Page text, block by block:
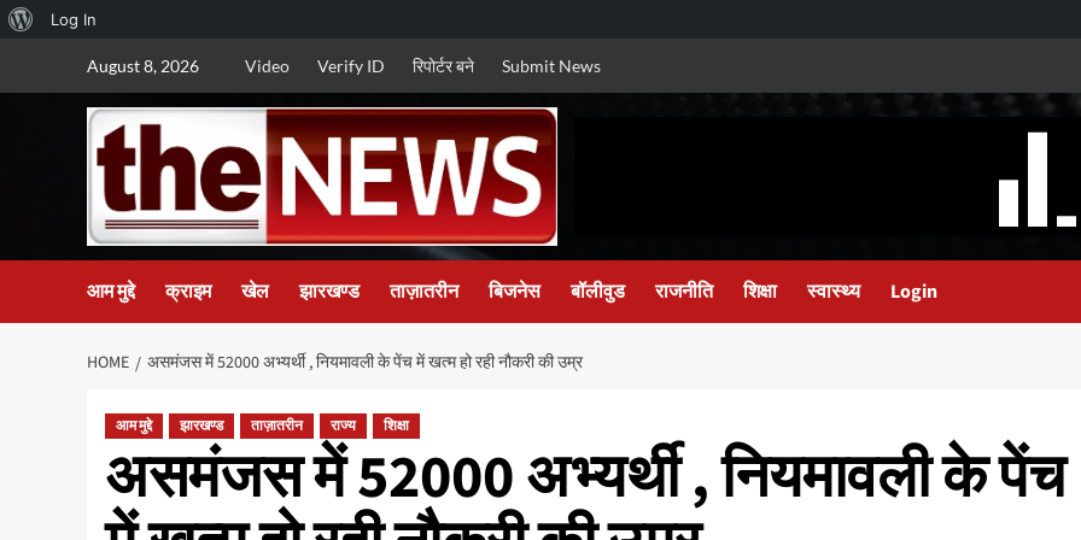
About
WordPress
Log In
August 8, 2026 Video Verify ID रिपोर्टर बने Submit News
आम मुद्दे क्राइम खेल झारखण्ड ताज़ातरीन बिजनेस बॉलीवुड राजनीति शिक्षा स्वास्थ्य Login
HOME असमंजस में 52000 अभ्यर्थी , नियमावली के पेंच में खत्म हो रही नौकरी की उम्र
आम मुद्दे झारखण्ड ताज़ातरीन राज्य शिक्षा
असमंजस में 52000 अभ्यर्थी , नियमावली के पेंच